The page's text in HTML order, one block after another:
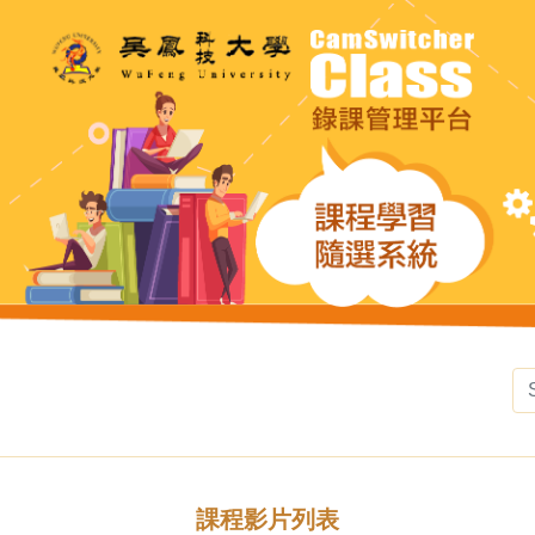
課程影片列表